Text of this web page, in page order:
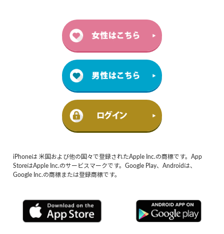
iPhoneは 米国および他の国々で登録されたApple Inc.の商標です。App
StoreはApple Inc.のサービスマークです。Google Play、Androidは、
Google Inc.の商標または登録商標です。